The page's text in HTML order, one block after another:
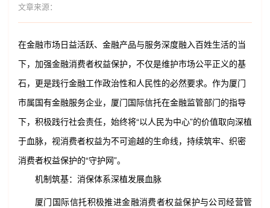
文章来源：
在金融市场日益活跃、金融产品与服务深度融入百姓生活的当
下，加强金融消费者权益保护，不仅是维护市场公平正义的基
石，更是践行金融工作政治性和人民性的必然要求。作为厦门
市属国有金融服务企业，厦门国际信托在金融监管部门的指导
下，积极践行社会责任，始终将“以人民为中心”的价值取向深植
于血脉，视消费者权益为不可逾越的生命线，持续筑牢、织密
消费者权益保护的“守护网”。
机制筑基：消保体系深植发展血脉
厦门国际信托积极推进金融消费者权益保护与公司经营管